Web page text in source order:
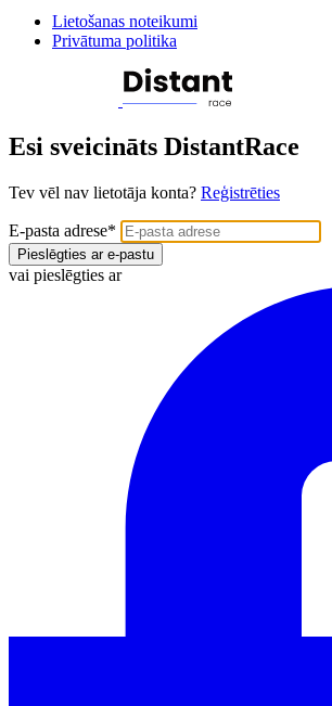
Lietošanas noteikumi
Privātuma politika
Esi sveicināts DistantRace
Tev vēl nav lietotāja konta? Reģistrēties
E-pasta adrese*
Pieslēgties ar e-pastu
vai pieslēgties ar